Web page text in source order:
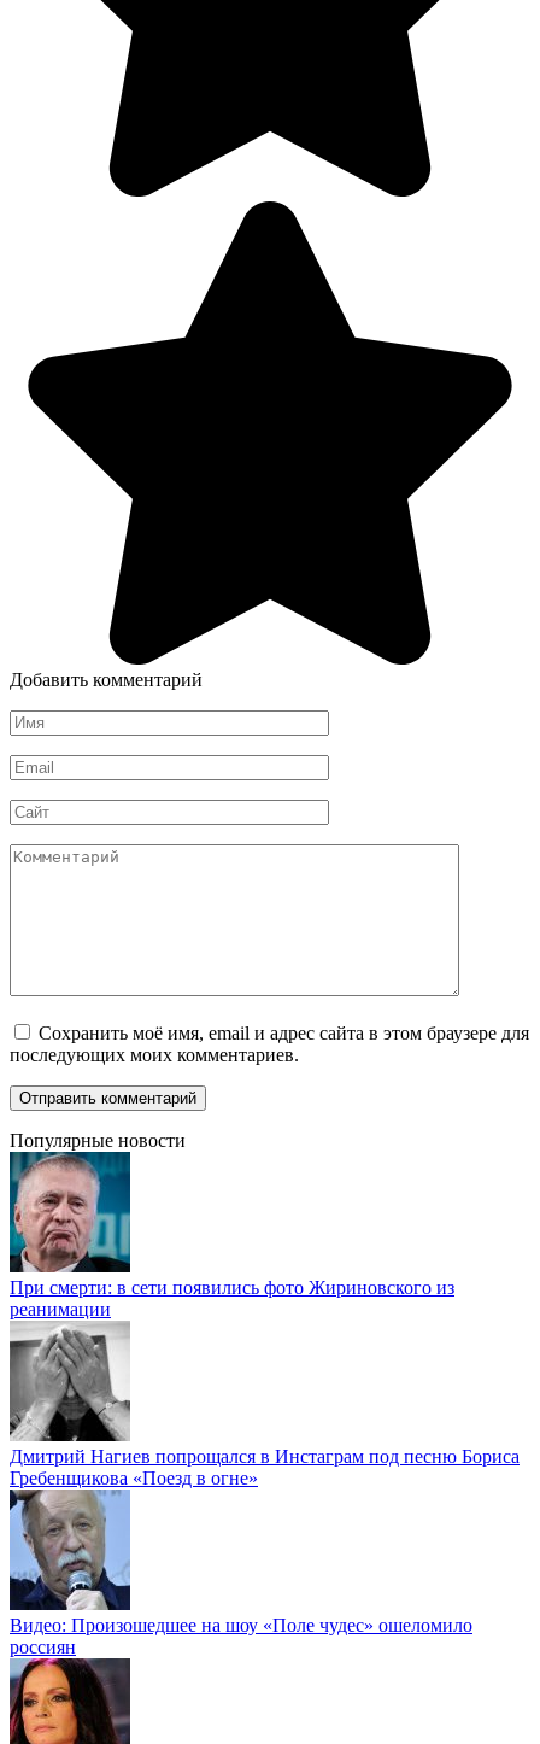
Добавить комментарий
Имя
*
Email
*
Сайт
Комментарий
Сохранить моё имя, email и адрес сайта в этом браузере для
последующих моих комментариев.
Популярные новости
При смерти: в сети появились фото Жириновского из
реанимации
Дмитрий Нагиев попрощался в Инстаграм под песню Бориса
Гребенщикова «Поезд в огне»
Видео: Произошедшее на шоу «Поле чудес» ошеломило
россиян